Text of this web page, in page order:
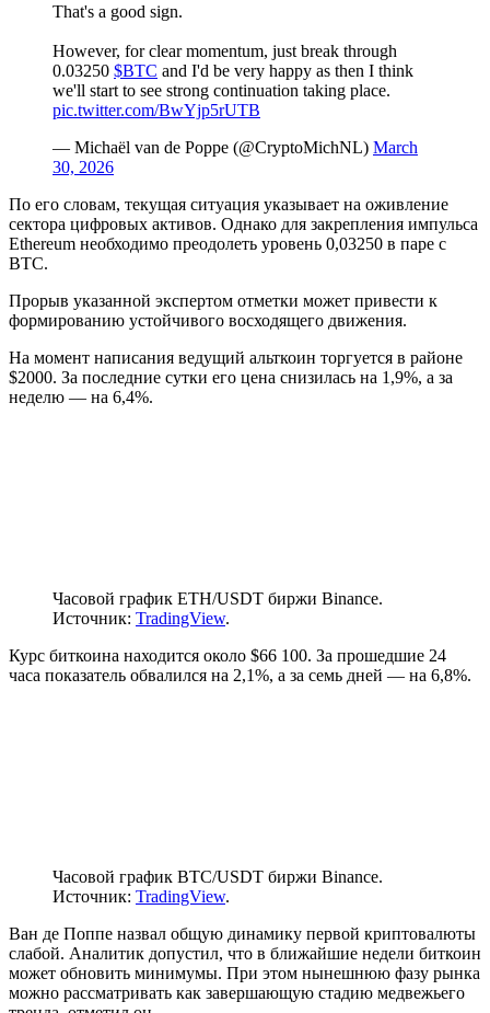
That's a good sign.
However, for clear momentum, just break through
0.03250 $BTC and I'd be very happy as then I think
we'll start to see strong continuation taking place.
pic.twitter.com/BwYjp5rUTB
— Michaël van de Poppe (@CryptoMichNL) March
30, 2026
По его словам, текущая ситуация указывает на оживление
сектора цифровых активов. Однако для закрепления импульса
Ethereum необходимо преодолеть уровень 0,03250 в паре с
BTC.
Прорыв указанной экспертом отметки может привести к
формированию устойчивого восходящего движения.
На момент написания ведущий альткоин торгуется в районе
$2000. За последние сутки его цена снизилась на 1,9%, а за
неделю — на 6,4%.
Часовой график ETH/USDT биржи Binance.
Источник: TradingView.
Курс биткоина находится около $66 100. За прошедшие 24
часа показатель обвалился на 2,1%, а за семь дней — на 6,8%.
Часовой график BTC/USDT биржи Binance.
Источник: TradingView.
Ван де Поппе назвал общую динамику первой криптовалюты
слабой. Аналитик допустил, что в ближайшие недели биткоин
может обновить минимумы. При этом нынешнюю фазу рынка
можно рассматривать как завершающую стадию медвежьего